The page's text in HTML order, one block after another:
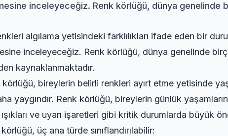
inceleyeceğiz. Renk körlüğü, dünya genelinde
algılama yetisindeki farklılıkları ifade eden bir
inceleyeceğiz. Renk körlüğü, dünya genelinde
kaynaklanmaktadır.
körlüğü, bireylerin belirli renkleri ayırt etme yetisinde
yaygındır. Renk körlüğü, bireylerin günlük
ve uyarı işaretleri gibi kritik durumlarda büyük
üç ana türde sınıflandırılabilir: